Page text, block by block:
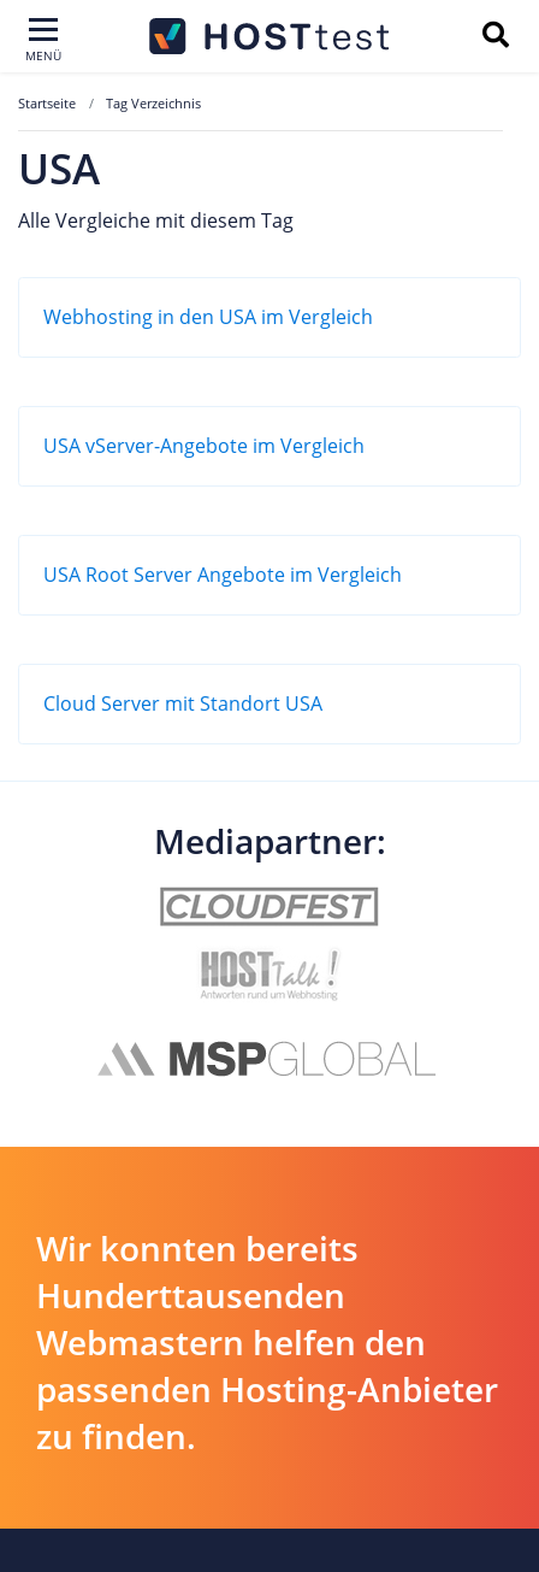
MENÜ
Startseite Tag Verzeichnis
USA
Alle Vergleiche mit diesem Tag
Webhosting in den USA im Vergleich
USA vServer-Angebote im Vergleich
USA Root Server Angebote im Vergleich
Cloud Server mit Standort USA
Mediapartner:
Wir konnten bereits
Hunderttausenden
Webmastern helfen den
passenden Hosting-Anbieter
zu finden.